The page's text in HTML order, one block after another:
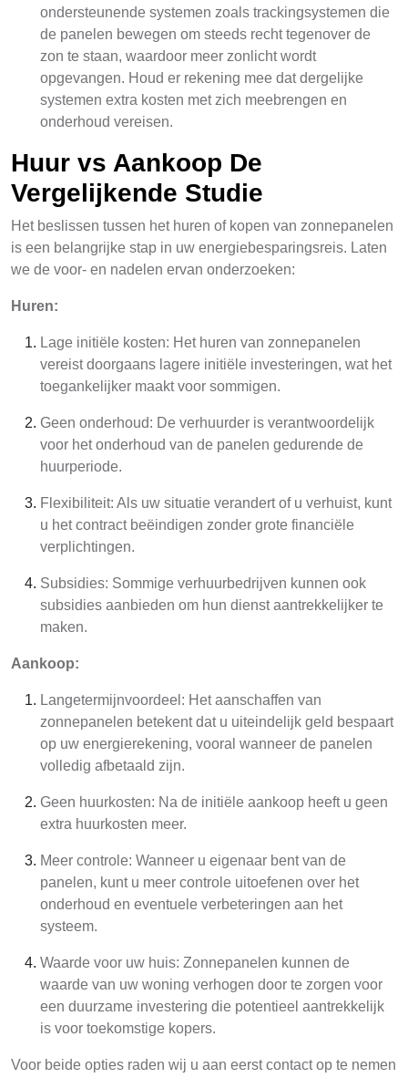
ondersteunende systemen zoals trackingsystemen die
de panelen bewegen om steeds recht tegenover de
zon te staan, waardoor meer zonlicht wordt
opgevangen. Houd er rekening mee dat dergelijke
systemen extra kosten met zich meebrengen en
onderhoud vereisen.
Huur vs Aankoop De
Vergelijkende Studie
Het beslissen tussen het huren of kopen van zonnepanelen
is een belangrijke stap in uw energiebesparingsreis. Laten
we de voor- en nadelen ervan onderzoeken:
Huren:
Lage initiële kosten: Het huren van zonnepanelen
vereist doorgaans lagere initiële investeringen, wat het
toegankelijker maakt voor sommigen.
Geen onderhoud: De verhuurder is verantwoordelijk
voor het onderhoud van de panelen gedurende de
huurperiode.
Flexibiliteit: Als uw situatie verandert of u verhuist, kunt
u het contract beëindigen zonder grote financiële
verplichtingen.
Subsidies: Sommige verhuurbedrijven kunnen ook
subsidies aanbieden om hun dienst aantrekkelijker te
maken.
Aankoop:
Langetermijnvoordeel: Het aanschaffen van
zonnepanelen betekent dat u uiteindelijk geld bespaart
op uw energierekening, vooral wanneer de panelen
volledig afbetaald zijn.
Geen huurkosten: Na de initiële aankoop heeft u geen
extra huurkosten meer.
Meer controle: Wanneer u eigenaar bent van de
panelen, kunt u meer controle uitoefenen over het
onderhoud en eventuele verbeteringen aan het
systeem.
Waarde voor uw huis: Zonnepanelen kunnen de
waarde van uw woning verhogen door te zorgen voor
een duurzame investering die potentieel aantrekkelijk
is voor toekomstige kopers.
Voor beide opties raden wij u aan eerst contact op te nemen